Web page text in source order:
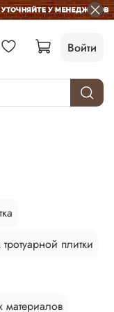
Войти
плитки
материалов